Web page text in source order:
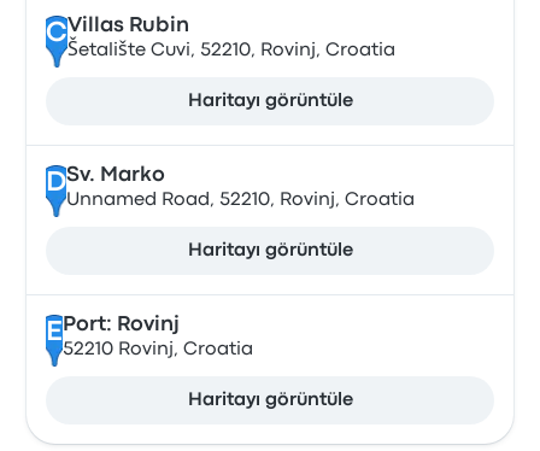
CVillas Rubin
Šetalište Cuvi, 52210, Rovinj, Croatia
Haritayı görüntüle
DSv. Marko
Unnamed Road, 52210, Rovinj, Croatia
Haritayı görüntüle
E Port: Rovinj
52210 Rovinj, Croatia
Haritayı görüntüle